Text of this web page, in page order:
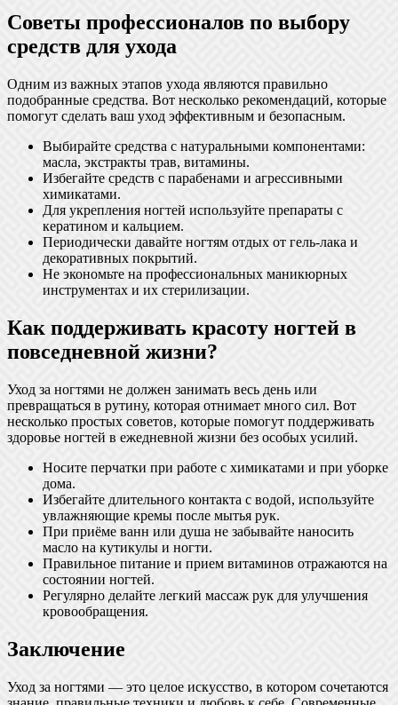
Советы профессионалов по выбору
средств для ухода
Одним из важных этапов ухода являются правильно
подобранные средства. Вот несколько рекомендаций, которые
помогут сделать ваш уход эффективным и безопасным.
Выбирайте средства с натуральными компонентами:
масла, экстракты трав, витамины.
Избегайте средств с парабенами и агрессивными
химикатами.
Для укрепления ногтей используйте препараты с
кератином и кальцием.
Периодически давайте ногтям отдых от гель-лака и
декоративных покрытий.
Не экономьте на профессиональных маникюрных
инструментах и их стерилизации.
Как поддерживать красоту ногтей в
повседневной жизни?
Уход за ногтями не должен занимать весь день или
превращаться в рутину, которая отнимает много сил. Вот
несколько простых советов, которые помогут поддерживать
здоровье ногтей в ежедневной жизни без особых усилий.
Носите перчатки при работе с химикатами и при уборке
дома.
Избегайте длительного контакта с водой, используйте
увлажняющие кремы после мытья рук.
При приёме ванн или душа не забывайте наносить
масло на кутикулы и ногти.
Правильное питание и прием витаминов отражаются на
состоянии ногтей.
Регулярно делайте легкий массаж рук для улучшения
кровообращения.
Заключение
Уход за ногтями — это целое искусство, в котором сочетаются